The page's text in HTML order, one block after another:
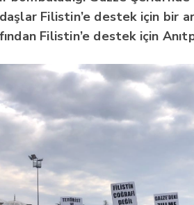
Filistin’e destek için bir
Filistin’e destek için